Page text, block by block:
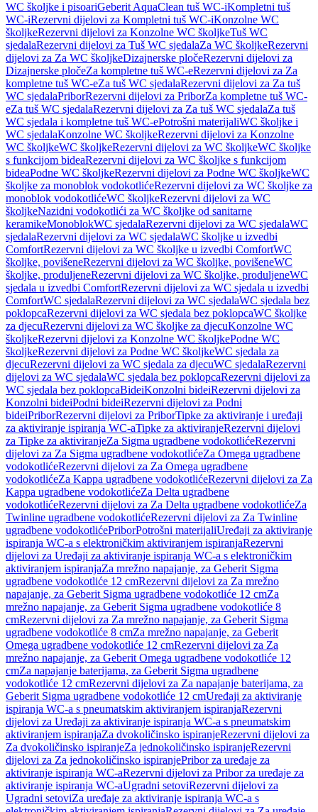
WC školjke i pisoariGeberit AquaClean tuš WC-iKompletni tuš
WC-iRezervni dijelovi za Kompletni tuš WC-iKonzolne WC
školjkeRezervni dijelovi za Konzolne WC školjkeTuš WC
sjedalaRezervni dijelovi za Tuš WC sjedalaZa WC školjkeRezervni
dijelovi za Za WC školjkeDizajnerske pločeRezervni dijelovi za
Dizajnerske pločeZa kompletne tuš WC-eRezervni dijelovi za Za
kompletne tuš WC-eZa tuš WC sjedalaRezervni dijelovi za Za tuš
WC sjedalaPriborRezervni dijelovi za PriborZa kompletne tuš WC-
eZa tuš WC sjedalaRezervni dijelovi za Za tuš WC sjedalaZa tuš
WC sjedala i kompletne tuš WC-ePotrošni materijaliWC školjke i
WC sjedalaKonzolne WC školjkeRezervni dijelovi za Konzolne
WC školjkeWC školjkeRezervni dijelovi za WC školjkeWC školjke
s funkcijom bideaRezervni dijelovi za WC školjke s funkcijom
bideaPodne WC školjkeRezervni dijelovi za Podne WC školjkeWC
školjke za monoblok vodokotlićeRezervni dijelovi za WC školjke za
monoblok vodokotlićeWC školjkeRezervni dijelovi za WC
školjkeNazidni vodokotlići za WC školjke od sanitarne
keramikeMonoblokWC sjedalaRezervni dijelovi za WC sjedalaWC
sjedalaRezervni dijelovi za WC sjedalaWC školjke u izvedbi
ComfortRezervni dijelovi za WC školjke u izvedbi ComfortWC
školjke, povišeneRezervni dijelovi za WC školjke, povišeneWC
školjke, produljeneRezervni dijelovi za WC školjke, produljeneWC
sjedala u izvedbi ComfortRezervni dijelovi za WC sjedala u izvedbi
ComfortWC sjedalaRezervni dijelovi za WC sjedalaWC sjedala bez
poklopcaRezervni dijelovi za WC sjedala bez poklopcaWC školjke
za djecuRezervni dijelovi za WC školjke za djecuKonzolne WC
školjkeRezervni dijelovi za Konzolne WC školjkePodne WC
školjkeRezervni dijelovi za Podne WC školjkeWC sjedala za
djecuRezervni dijelovi za WC sjedala za djecuWC sjedalaRezervni
dijelovi za WC sjedalaWC sjedala bez poklopcaRezervni dijelovi za
WC sjedala bez poklopcaBideiKonzolni bideiRezervni dijelovi za
Konzolni bideiPodni bideiRezervni dijelovi za Podni
bideiPriborRezervni dijelovi za PriborTipke za aktiviranje i uređaji
za aktiviranje ispiranja WC-aTipke za aktiviranjeRezervni dijelovi
za Tipke za aktiviranjeZa Sigma ugradbene vodokotlićeRezervni
dijelovi za Za Sigma ugradbene vodokotlićeZa Omega ugradbene
vodokotlićeRezervni dijelovi za Za Omega ugradbene
vodokotlićeZa Kappa ugradbene vodokotlićeRezervni dijelovi za Za
Kappa ugradbene vodokotlićeZa Delta ugradbene
vodokotlićeRezervni dijelovi za Za Delta ugradbene vodokotlićeZa
Twinline ugradbene vodokotlićeRezervni dijelovi za Za Twinline
ugradbene vodokotlićePriborPotrošni materijaliUređaji za aktiviranje
ispiranja WC-a s elektroničkim aktiviranjem ispiranjaRezervni
dijelovi za Uređaji za aktiviranje ispiranja WC-a s elektroničkim
aktiviranjem ispiranjaZa mrežno napajanje, za Geberit Sigma
ugradbene vodokotliće 12 cmRezervni dijelovi za Za mrežno
napajanje, za Geberit Sigma ugradbene vodokotliće 12 cmZa
mrežno napajanje, za Geberit Sigma ugradbene vodokotliće 8
cmRezervni dijelovi za Za mrežno napajanje, za Geberit Sigma
ugradbene vodokotliće 8 cmZa mrežno napajanje, za Geberit
Omega ugradbene vodokotliće 12 cmRezervni dijelovi za Za
mrežno napajanje, za Geberit Omega ugradbene vodokotliće 12
cmZa napajanje baterijama, za Geberit Sigma ugradbene
vodokotliće 12 cmRezervni dijelovi za Za napajanje baterijama, za
Geberit Sigma ugradbene vodokotliće 12 cmUređaji za aktiviranje
ispiranja WC-a s pneumatskim aktiviranjem ispiranjaRezervni
dijelovi za Uređaji za aktiviranje ispiranja WC-a s pneumatskim
aktiviranjem ispiranjaZa dvokoličinsko ispiranjeRezervni dijelovi za
Za dvokoličinsko ispiranjeZa jednokoličinsko ispiranjeRezervni
dijelovi za Za jednokoličinsko ispiranjePribor za uređaje za
aktiviranje ispiranja WC-aRezervni dijelovi za Pribor za uređaje za
aktiviranje ispiranja WC-aUgradni setoviRezervni dijelovi za
Ugradni setoviZa uređaje za aktiviranje ispiranja WC-a s